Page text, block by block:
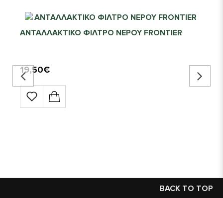
ΑΝΤΑΛΛΑΚΤΙΚΟ ΦΙΛΤΡΟ ΝΕΡΟΥ FRONTIER
19,50€
BACK TO TOP